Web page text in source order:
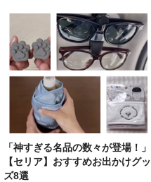
「神すぎる名品の数々が登場！」
【セリア】おすすめお出かけグッ
ズ8選